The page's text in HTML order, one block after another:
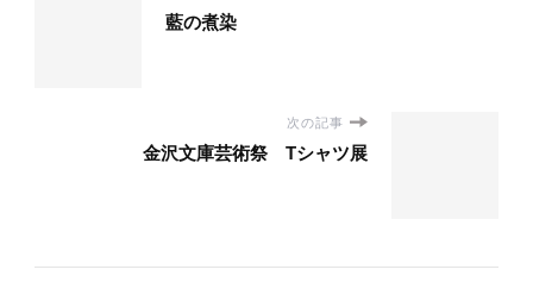
藍の煮染
次の記事
金沢文庫芸術祭 Tシャツ展